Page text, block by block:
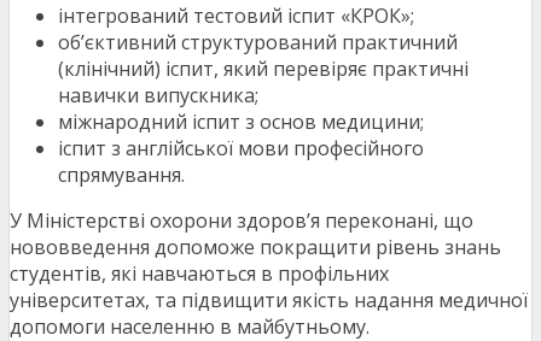
інтегрований тестовий іспит «КРОК»;
об’єктивний структурований практичний
(клінічний) іспит, який перевіряє практичні
навички випускника;
міжнародний іспит з основ медицини;
іспит з англійської мови професійного
спрямування.
У Міністерстві охорони здоров’я переконані, що
нововведення допоможе покращити рівень знань
студентів, які навчаються в профільних
університетах, та підвищити якість надання медичної
допомоги населенню в майбутньому.